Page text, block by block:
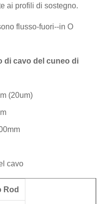
ai profili di sostegno.
flusso-fuori--in O
di cavo del cuneo di
(20um)
cavo
Rod